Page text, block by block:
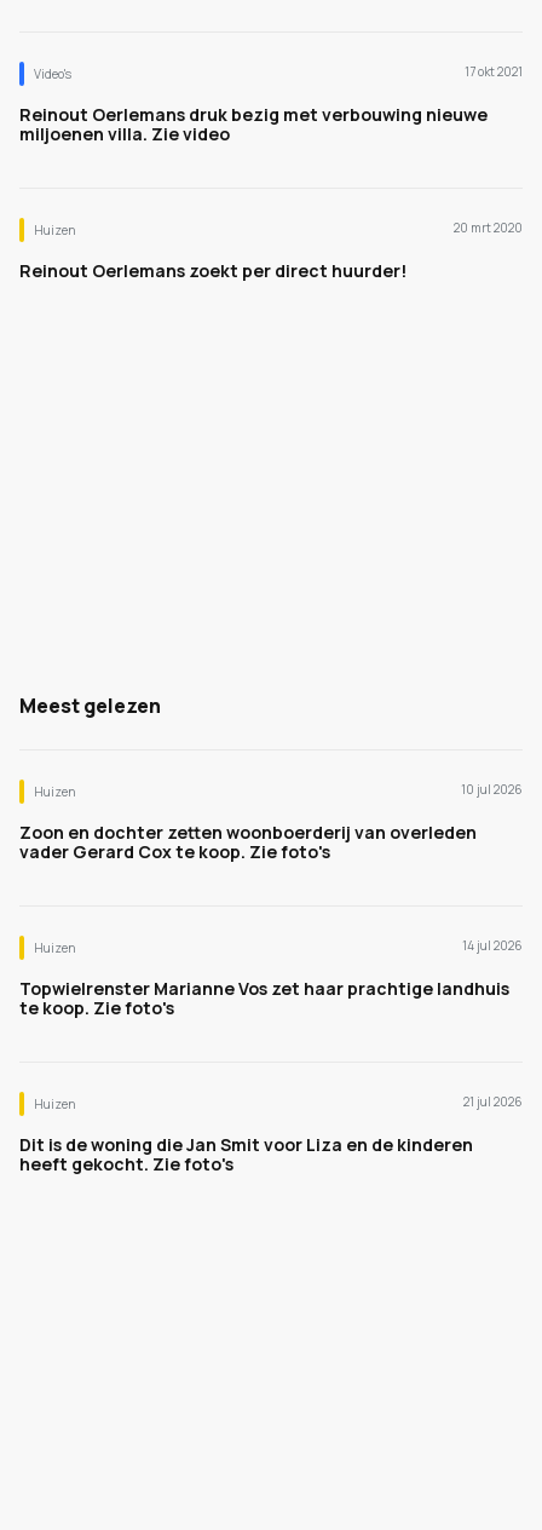
Video's 17 okt 2021
Reinout Oerlemans druk bezig met verbouwing nieuwe
miljoenen villa. Zie video
Huizen 20 mrt 2020
Reinout Oerlemans zoekt per direct huurder!
Meest gelezen
Huizen 10 jul 2026
Zoon en dochter zetten woonboerderij van overleden
vader Gerard Cox te koop. Zie foto's
Huizen 14 jul 2026
Topwielrenster Marianne Vos zet haar prachtige landhuis
te koop. Zie foto's
Huizen 21 jul 2026
Dit is de woning die Jan Smit voor Liza en de kinderen
heeft gekocht. Zie foto's